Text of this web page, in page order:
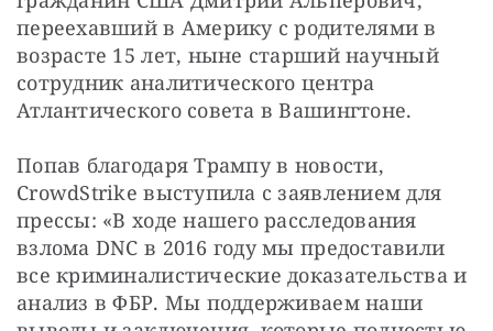
переехавший в Америку с родителями в
возрасте 15 лет, ныне старший научный
сотрудник аналитического центра
Атлантического совета в Вашингтоне.
Попав благодаря Трампу в новости,
CrowdStrike выступила с заявлением для
прессы: «В ходе нашего расследования
взлома DNC в 2016 году мы предоставили
все криминалистические доказательства и
анализ в ФБР. Мы поддерживаем наши